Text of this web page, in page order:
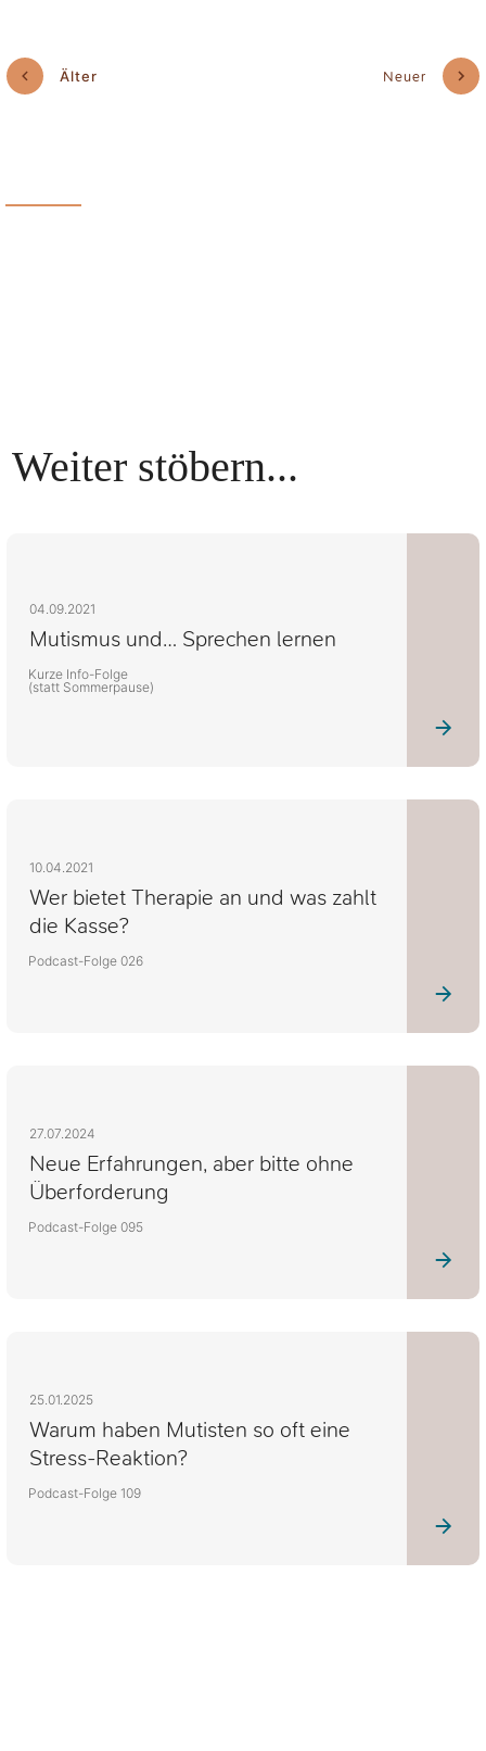
Älter Neuer
Weiter stöbern...
04.09.2021
Mutismus und… Sprechen lernen
Kurze Info-Folge
(statt Sommerpause)
10.04.2021
Wer bietet Therapie an und was zahlt
die Kasse?
Podcast-Folge 026
27.07.2024
Neue Erfahrungen, aber bitte ohne
Überforderung
Podcast-Folge 095
25.01.2025
Warum haben Mutisten so oft eine
Stress-Reaktion?
Podcast-Folge 109